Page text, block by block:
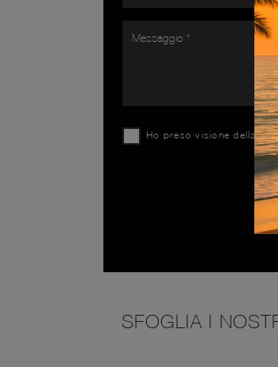
Ho preso visione della
SFOGLIA I